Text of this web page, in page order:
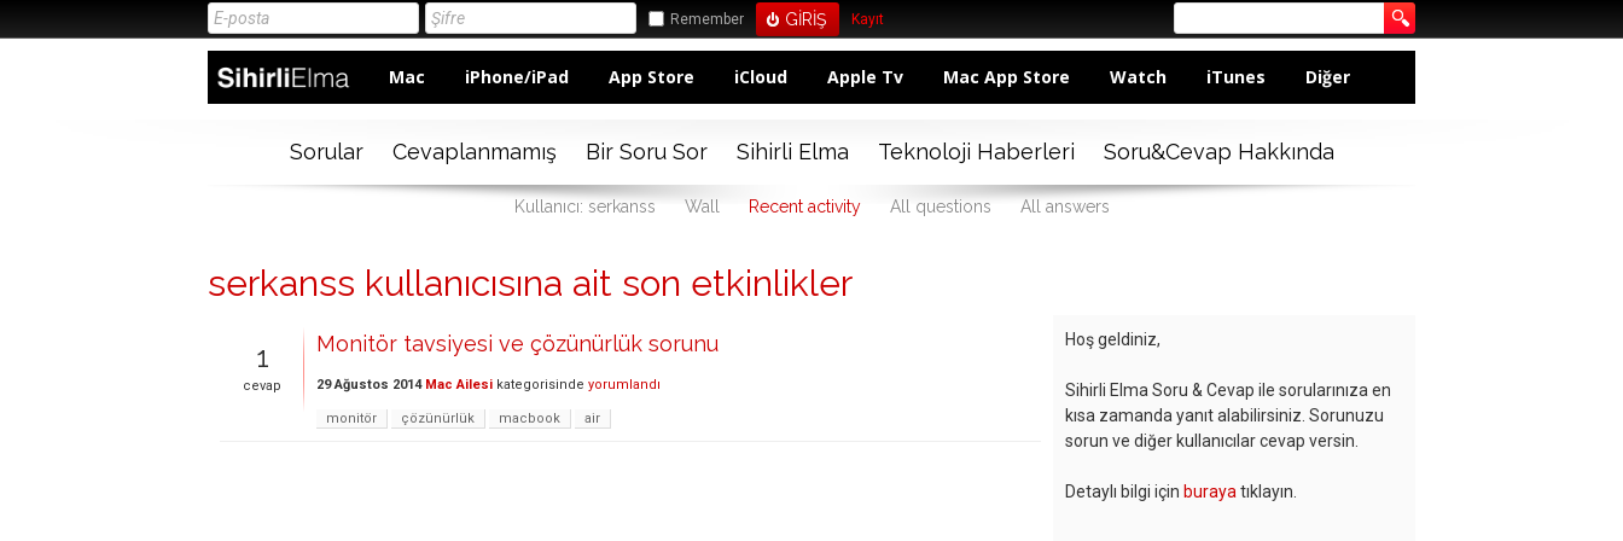
Remember Kayıt
Mac iPhone/iPad App Store iCloud Apple Tv Mac App Store Watch iTunes Diğer
Sorular Cevaplanmamış Bir Soru Sor Sihirli Elma Teknoloji Haberleri Soru&Cevap Hakkında
Kullanıcı: serkanss Wall Recent activity All questions All answers
serkanss kullanıcısına ait son etkinlikler
1
cevap
Monitör tavsiyesi ve çözünürlük sorunu
29 Ağustos 2014 Mac Ailesi kategorisinde yorumlandı
monitör çözünürlük macbook air
Hoş geldiniz,
Sihirli Elma Soru & Cevap ile sorularınıza en
kısa zamanda yanıt alabilirsiniz. Sorunuzu
sorun ve diğer kullanıcılar cevap versin.
Detaylı bilgi için buraya tıklayın.